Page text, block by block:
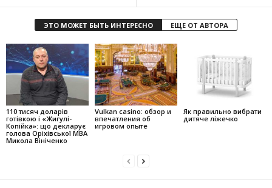
ЭТО МОЖЕТ БЫТЬ ИНТЕРЕСНО ЕЩЕ ОТ АВТОРА
110 тисяч доларів
готівкою і «Жигулі-
Копійка»: що декларує
голова Оріхівської МВА
Микола Вініченко
Vulkan casino: обзор и
впечатления об
игровом опыте
Як правильно вибрати
дитяче ліжечко